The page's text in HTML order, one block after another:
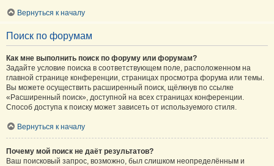
Вернуться к началу
Поиск по форумам
Как мне выполнить поиск по форуму или форумам?
Задайте условие поиска в соответствующем поле, расположенном на
главной странице конференции, страницах просмотра форума или темы.
Вы можете осуществить расширенный поиск, щёлкнув по ссылке
«Расширенный поиск», доступной на всех страницах конференции.
Способ доступа к поиску может зависеть от используемого стиля.
Вернуться к началу
Почему мой поиск не даёт результатов?
Ваш поисковый запрос, возможно, был слишком неопределённым и